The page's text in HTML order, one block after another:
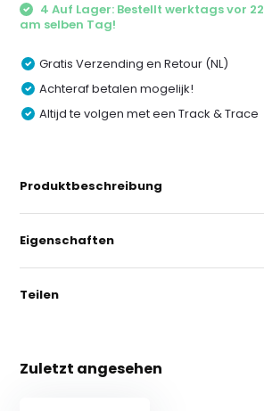
4 Auf Lager: Bestellt werktags vor
am selben Tag!
Gratis Verzending en Retour (NL)
Achteraf betalen mogelijk!
Altijd te volgen met een Track & Trace
Produktbeschreibung
Eigenschaften
Teilen
Zuletzt angesehen